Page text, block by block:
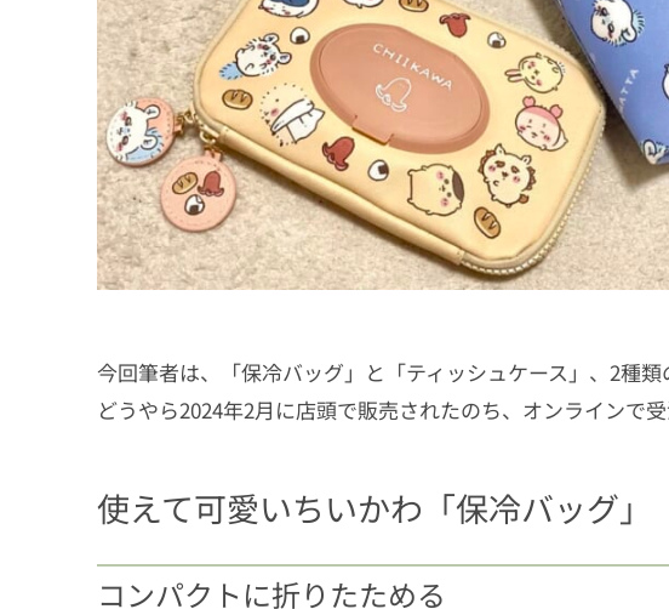
今回筆者は、「保冷バッグ」と「ティッシュケース」、2種類
どうやら2024年2月に店頭で販売されたのち、オンラインで
使えて可愛いちいかわ「保冷バッグ」
コンパクトに折りたためる